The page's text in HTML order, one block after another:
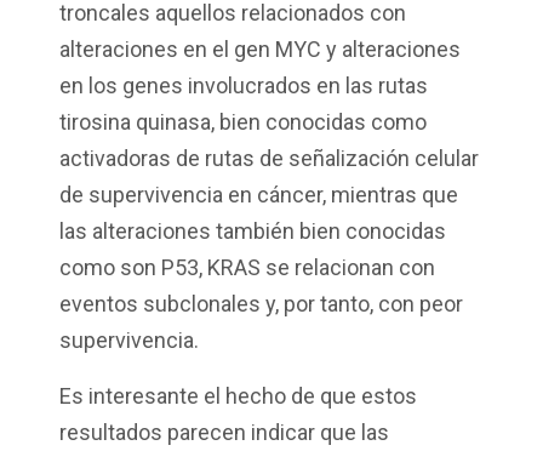
troncales aquellos relacionados con
alteraciones en el gen MYC y alteraciones
en los genes involucrados en las rutas
tirosina quinasa, bien conocidas como
activadoras de rutas de señalización celular
de supervivencia en cáncer, mientras que
las alteraciones también bien conocidas
como son P53, KRAS se relacionan con
eventos subclonales y, por tanto, con peor
supervivencia.
Es interesante el hecho de que estos
resultados parecen indicar que las